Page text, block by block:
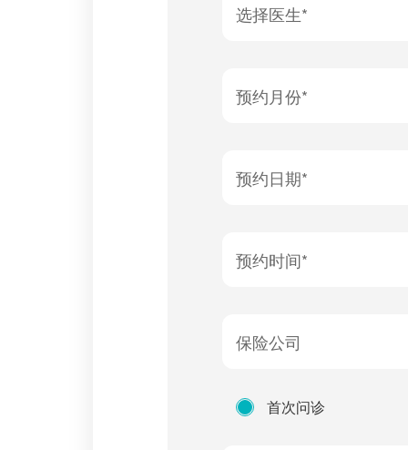
选择医生*
预约月份*
预约日期*
预约时间*
保险公司
首次问诊